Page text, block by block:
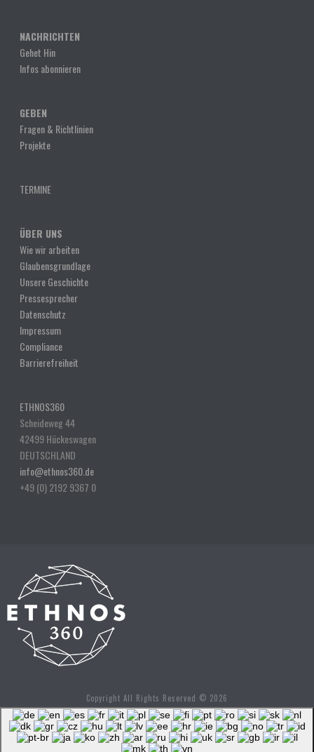
NACHRICHTEN
Gehet Hin
Infos abonnieren
GEBEN
Fragen & Richtlinien
Projekte
TERMINE
ÜBER UNS
Wie wir arbeiten
Glaubensgrundlage
Unsere Geschichte
Pressesprecher
Datenschutz
Impressum
Compliance
Barrierefreiheit
ETHNOS360
Scheideweg 44
42499 Hückeswagen
DEUTSCHLAND
info@ethnos360.de
+49 (0) 2192 9367 0
Copyright All Rights Reserved © 2026